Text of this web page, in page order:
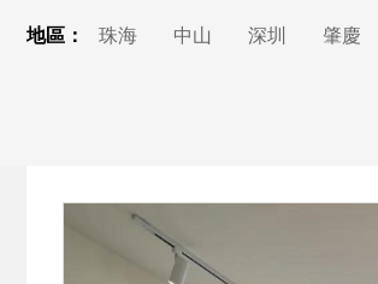
地區： 珠海 中山 深圳 肇慶